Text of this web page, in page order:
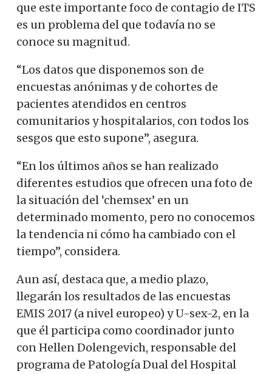
que este importante foco de contagio de ITS
es un problema del que todavía no se
conoce su magnitud.
“Los datos que disponemos son de
encuestas anónimas y de cohortes de
pacientes atendidos en centros
comunitarios y hospitalarios, con todos los
sesgos que esto supone”, asegura.
“En los últimos años se han realizado
diferentes estudios que ofrecen una foto de
la situación del ‘chemsex’ en un
determinado momento, pero no conocemos
la tendencia ni cómo ha cambiado con el
tiempo”, considera.
Aun así, destaca que, a medio plazo,
llegarán los resultados de las encuestas
EMIS 2017 (a nivel europeo) y U-sex-2, en la
que él participa como coordinador junto
con Hellen Dolengevich, responsable del
programa de Patología Dual del Hospital